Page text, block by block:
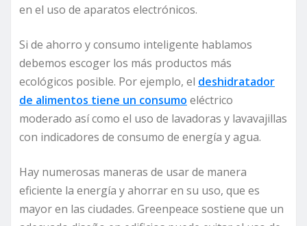
en el uso de aparatos electrónicos.
Si de ahorro y consumo inteligente hablamos
debemos escoger los más productos más
ecológicos posible. Por ejemplo, el deshidratador
de alimentos tiene un consumo eléctrico
moderado así como el uso de lavadoras y lavavajillas
con indicadores de consumo de energía y agua.
Hay numerosas maneras de usar de manera
eficiente la energía y ahorrar en su uso, que es
mayor en las ciudades. Greenpeace sostiene que un